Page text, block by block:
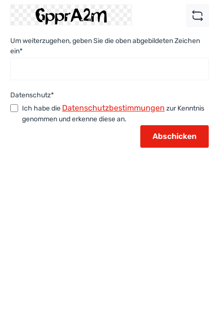
Um weiterzugehen, geben Sie die oben abgebildeten Zeichen
ein*
Datenschutz*
Ich habe die Datenschutzbestimmungen zur Kenntnis
genommen und erkenne diese an.
Abschicken